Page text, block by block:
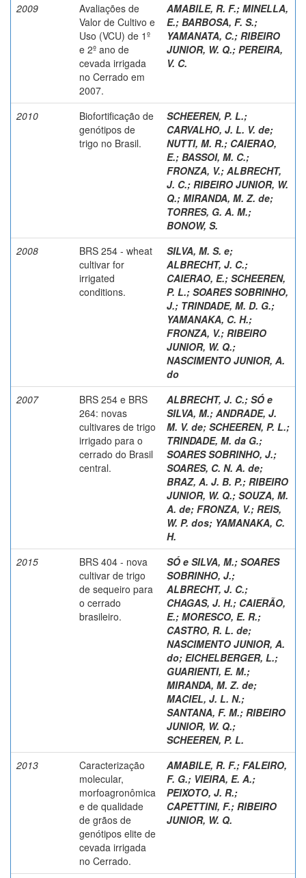
2009
Avaliações de
Valor de Cultivo e
Uso (VCU) de 1º
e 2º ano de
cevada irrigada
no Cerrado em
2007.
AMABILE, R. F.; MINELLA,
E.; BARBOSA, F. S.;
YAMANATA, C.; RIBEIRO
JUNIOR, W. Q.; PEREIRA,
V. C.
2010
Biofortificação de
genótipos de
trigo no Brasil.
SCHEEREN, P. L.;
CARVALHO, J. L. V. de;
NUTTI, M. R.; CAIERAO,
E.; BASSOI, M. C.;
FRONZA, V.; ALBRECHT,
J. C.; RIBEIRO JUNIOR, W.
Q.; MIRANDA, M. Z. de;
TORRES, G. A. M.;
BONOW, S.
2008
BRS 254 - wheat
cultivar for
irrigated
conditions.
SILVA, M. S. e;
ALBRECHT, J. C.;
CAIERAO, E.; SCHEEREN,
P. L.; SOARES SOBRINHO,
J.; TRINDADE, M. D. G.;
YAMANAKA, C. H.;
FRONZA, V.; RIBEIRO
JUNIOR, W. Q.;
NASCIMENTO JUNIOR, A.
do
2007
BRS 254 e BRS
264: novas
cultivares de trigo
irrigado para o
cerrado do Brasil
central.
ALBRECHT, J. C.; SÓ e
SILVA, M.; ANDRADE, J.
M. V. de; SCHEEREN, P. L.;
TRINDADE, M. da G.;
SOARES SOBRINHO, J.;
SOARES, C. N. A. de;
BRAZ, A. J. B. P.; RIBEIRO
JUNIOR, W. Q.; SOUZA, M.
A. de; FRONZA, V.; REIS,
W. P. dos; YAMANAKA, C.
H.
2015
BRS 404 - nova
cultivar de trigo
de sequeiro para
o cerrado
brasileiro.
SÓ e SILVA, M.; SOARES
SOBRINHO, J.;
ALBRECHT, J. C.;
CHAGAS, J. H.; CAIERÃO,
E.; MORESCO, E. R.;
CASTRO, R. L. de;
NASCIMENTO JUNIOR, A.
do; EICHELBERGER, L.;
GUARIENTI, E. M.;
MIRANDA, M. Z. de;
MACIEL, J. L. N.;
SANTANA, F. M.; RIBEIRO
JUNIOR, W. Q.;
SCHEEREN, P. L.
2013
Caracterização
molecular,
morfoagronômica
e de qualidade
de grãos de
genótipos elite de
cevada irrigada
no Cerrado.
AMABILE, R. F.; FALEIRO,
F. G.; VIEIRA, E. A.;
PEIXOTO, J. R.;
CAPETTINI, F.; RIBEIRO
JUNIOR, W. Q.